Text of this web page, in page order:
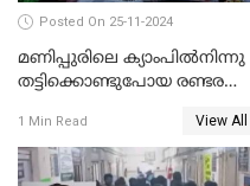
Posted On 25-11-2024
മണിപ്പുരിലെ ക്യാംപില്‍നിന്നു
തട്ടിക്കൊണ്ടുപോയ രണ്ടര
പീഡനത്തിനിരയായി
1 Min Read View All